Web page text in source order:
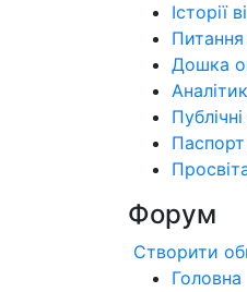
Історії
Питання
Дошка
Форум
Створити
Головна